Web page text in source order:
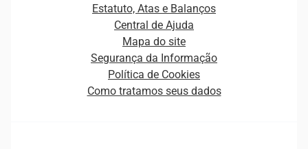
Curso Gratuito de Saúde Financeira
Empreendedorismo
Estudos e Pesquisas
Distribuidores e representantes
Estrutura Organizacional
Sala de Imprensa
Estatuto, Atas e Balanços
Central de Ajuda
Mapa do site
Segurança da Informação
Política de Cookies
Como tratamos seus dados